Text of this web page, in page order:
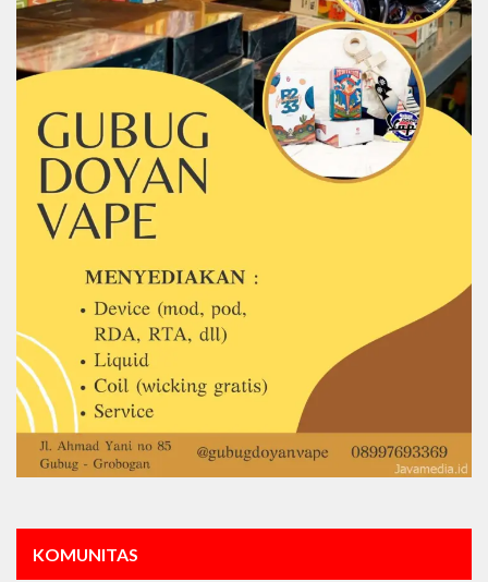
KOMUNITAS